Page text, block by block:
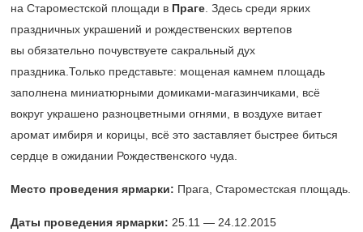
на Староместской площади в Праге . Здесь среди ярких
праздничных украшений и рождественских вертепов
вы обязательно почувствуете сакральный дух
праздника.Только представьте: мощеная камнем площадь
заполнена миниатюрными домиками-магазинчиками, всё
вокруг украшено разноцветными огнями, в воздухе витает
аромат имбиря и корицы, всё это заставляет быстрее биться
сердце в ожидании Рождественского чуда.
Место проведения ярмарки: Прага, Староместская площадь.
Даты проведения ярмарки: 25.11 — 24.12.2015